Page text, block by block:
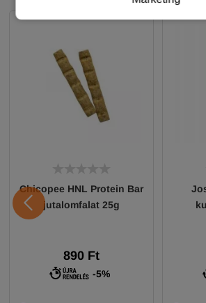
Chicopee HNL Protein Bar
jutalomfalat 25g
890 Ft
-5%